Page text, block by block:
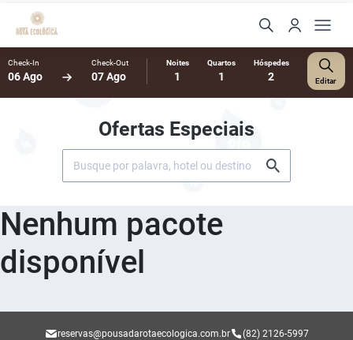
Check-In
06 Ago
Check-Out
07 Ago
Noites
1
Quartos
1
Hóspedes
2 Editar
Ofertas Especiais
Nenhum pacote
disponível
reservas@pousadarotaecologica.com.br (82) 2126-5997